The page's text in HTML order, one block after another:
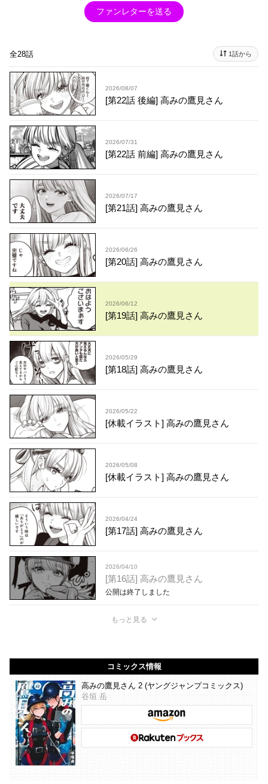
ファンレターを送る
全28話 1話から
2026/08/07
[第22話 後編] 高みの鷹見さん
2026/07/31
[第22話 前編] 高みの鷹見さん
2026/07/17
[第21話] 高みの鷹見さん
2026/06/26
[第20話] 高みの鷹見さん
2026/06/12
[第19話] 高みの鷹見さん
2026/05/29
[第18話] 高みの鷹見さん
2026/05/22
[休載イラスト] 高みの鷹見さん
2026/05/08
[休載イラスト] 高みの鷹見さん
2026/04/24
[第17話] 高みの鷹見さん
2026/04/10
[第16話] 高みの鷹見さん
公開は終了しました
もっと見る
コミックス情報
高みの鷹見さん 2 (ヤングジャンプコミックス)
谷垣 岳